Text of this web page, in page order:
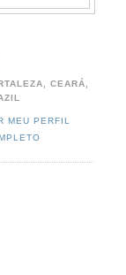
CEARÁ,
MEU PERFIL